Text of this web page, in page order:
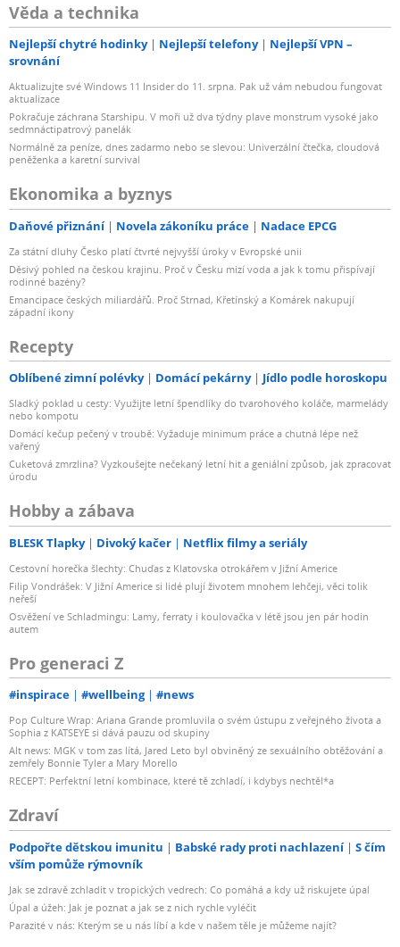
Věda a technika
Nejlepší chytré hodinky Nejlepší telefony
Nejlepší VPN –
srovnání
Aktualizujte své Windows 11 Insider do 11. srpna. Pak už vám nebudou fungovat
aktualizace
Pokračuje záchrana Starshipu. V moři už dva týdny plave monstrum vysoké jako
sedmnáctipatrový panelák
Normálně za peníze, dnes zadarmo nebo se slevou: Univerzální čtečka, cloudová
peněženka a karetní survival
Ekonomika a byznys
Daňové přiznání Novela zákoníku práce Nadace EPCG
Za státní dluhy Česko platí čtvrté nejvyšší úroky v Evropské unii
Děsivý pohled na českou krajinu. Proč v Česku mizí voda a jak k tomu přispívají
rodinné bazény?
Emancipace českých miliardářů. Proč Strnad, Křetínský a Komárek nakupují
západní ikony
Recepty
Oblíbené zimní polévky Domácí pekárny Jídlo podle horoskopu
Sladký poklad u cesty: Využijte letní špendlíky do tvarohového koláče, marmelády
nebo kompotu
Domácí kečup pečený v troubě: Vyžaduje minimum práce a chutná lépe než
vařený
Cuketová zmrzlina? Vyzkoušejte nečekaný letní hit a geniální způsob, jak zpracovat
úrodu
Hobby a zábava
BLESK Tlapky Divoký kačer Netflix filmy a seriály
Cestovní horečka šlechty: Chuďas z Klatovska otrokářem v Jižní Americe
Filip Vondrášek: V Jižní Americe si lidé plují životem mnohem lehčeji, věci tolik
neřeší
Osvěžení ve Schladmingu: Lamy, ferraty i koulovačka v létě jsou jen pár hodin
autem
Pro generaci Z
#inspirace #wellbeing #news
Pop Culture Wrap: Ariana Grande promluvila o svém ústupu z veřejného života a
Sophia z KATSEYE si dává pauzu od skupiny
Alt news: MGK v tom zas lítá, Jared Leto byl obviněný ze sexuálního obtěžování a
zemřely Bonnie Tyler a Mary Morello
RECEPT: Perfektní letní kombinace, které tě zchladí, i kdybys nechtěl*a
Zdraví
Podpořte dětskou imunitu Babské rady proti nachlazení
S čím
vším pomůže rýmovník
Jak se zdravě zchladit v tropických vedrech: Co pomáhá a kdy už riskujete úpal
Úpal a úžeh: Jak je poznat a jak se z nich rychle vyléčit
Parazité v nás: Kterým se u nás líbí a kde v našem těle je můžeme najít?